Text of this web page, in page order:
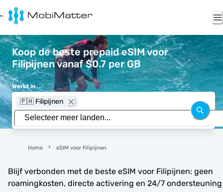
Koop de beste prepaid eSIM voor
Filipijnen vanaf $0.7 per GB
Werkt in
🇵🇭 Filipijnen
Home eSIM voor Filipijnen
Blijf verbonden met de beste eSIM voor Filipijnen: geen
roamingkosten, directe activering en 24/7 ondersteuning